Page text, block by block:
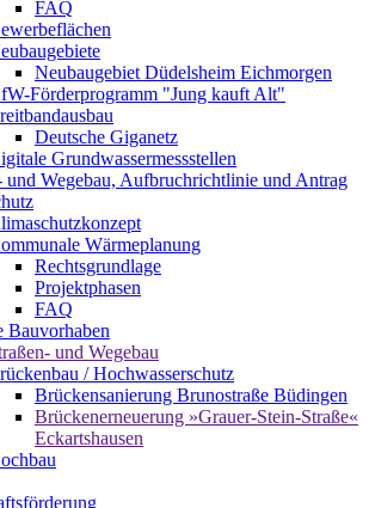
FAQ
Neubaugebiet Düdelsheim Eichmorgen
Förderprogramm "Jung kauft Alt"
Deutsche Giganetz
Grundwassermessstellen
und Wegebau, Aufbruchrichtlinie und Antrag
Wärmeplanung
Rechtsgrundlage
Projektphasen
FAQ
Bauvorhaben
und Wegebau
/ Hochwasserschutz
Brückensanierung Brunostraße Büdingen
Brückenerneuerung »Grauer-Stein-Straße«
Eckartshausen